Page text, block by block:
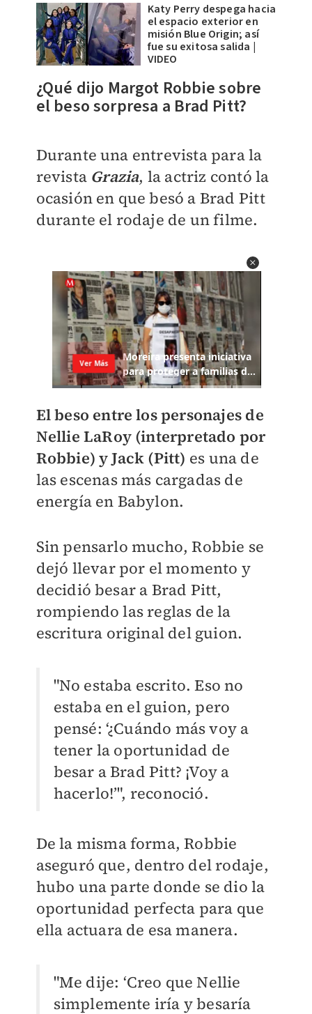
Katy Perry despega hacia
el espacio exterior en
misión Blue Origin; así
fue su exitosa salida |
VIDEO
¿Qué dijo Margot Robbie sobre
el beso sorpresa a Brad Pitt?
Durante una entrevista para la
revista Grazia, la actriz contó la
ocasión en que besó a Brad Pitt
durante el rodaje de un filme.
El beso entre los personajes de
Nellie LaRoy (interpretado por
Robbie) y Jack (Pitt) es una de
las escenas más cargadas de
energía en Babylon.
Sin pensarlo mucho, Robbie se
dejó llevar por el momento y
decidió besar a Brad Pitt,
rompiendo las reglas de la
escritura original del guion.
"No estaba escrito. Eso no
estaba en el guion, pero
pensé: ‘¿Cuándo más voy a
tener la oportunidad de
besar a Brad Pitt? ¡Voy a
hacerlo!’", reconoció.
De la misma forma, Robbie
aseguró que, dentro del rodaje,
hubo una parte donde se dio la
oportunidad perfecta para que
ella actuara de esa manera.
"Me dije: ‘Creo que Nellie
simplemente iría y besaría